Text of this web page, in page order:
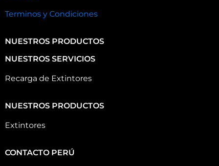
Terminos y Condiciones
NUESTROS PRODUCTOS
NUESTROS SERVICIOS
Recarga de Extintores
NUESTROS PRODUCTOS
Extintores
CONTACTO PERÚ